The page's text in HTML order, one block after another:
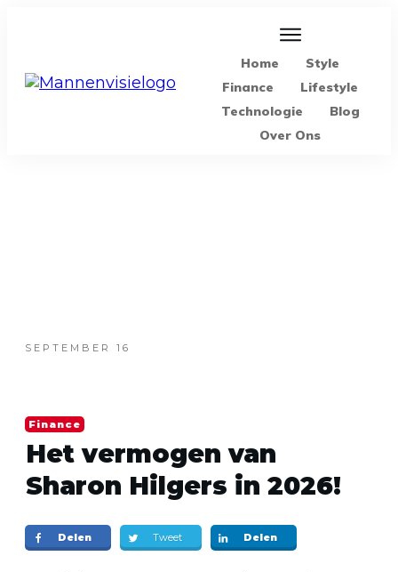
Home
Style
Finance
Lifestyle
Technologie
Blog
Over Ons
SEPTEMBER 16
Finance
Het vermogen van
Sharon Hilgers in 2026!
Delen Tweet Delen